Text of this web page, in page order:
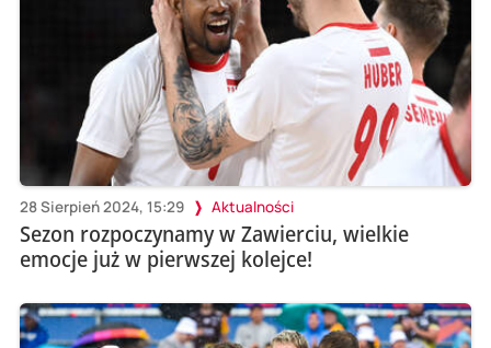
28 Sierpień 2024, 15:29 Aktualności
Sezon rozpoczynamy w Zawierciu, wielkie
emocje już w pierwszej kolejce!